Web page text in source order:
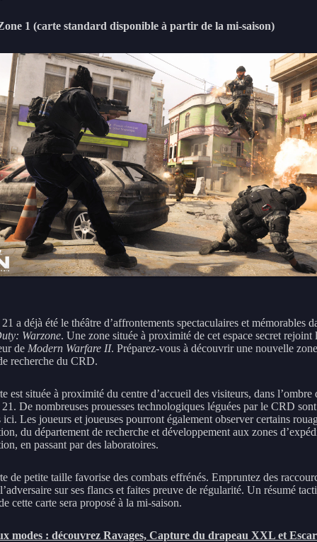
1 (carte standard disponible à partir de la mi-saison)
a déjà été le théâtre d’affrontements spectaculaires et mémorables
Warzone. Une zone située à proximité de cet espace secret rejoint
de Modern Warfare II. Préparez-vous à découvrir une nouvelle
recherche du CRD.
est située à proximité du centre d’accueil des visiteurs, dans l’ombre
De nombreuses prouesses technologiques léguées par le CRD sont
ici. Les joueurs et joueuses pourront également observer certains
du département de recherche et développement aux zones
en passant par des laboratoires.
de petite taille favorise des combats effrénés. Empruntez des
sur ses flancs et faites preuve de régularité. Un résumé
cette carte sera proposé à la mi-saison.
modes : découvrez Ravages, Capture du drapeau XXL et